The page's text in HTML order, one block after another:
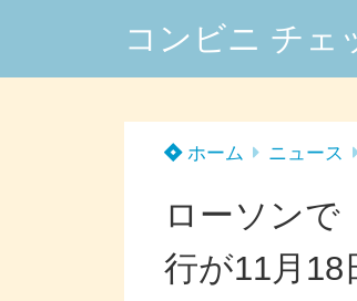
コンビニ チェ
ホーム ニュース
ローソンで
行が11月18